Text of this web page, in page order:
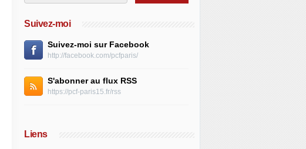
Suivez-moi
Suivez-moi sur Facebook
http://facebook.com/pcfparis/
S'abonner au flux RSS
https://pcf-paris15.fr/rss
Liens